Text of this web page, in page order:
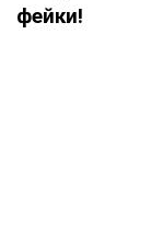
фейки!